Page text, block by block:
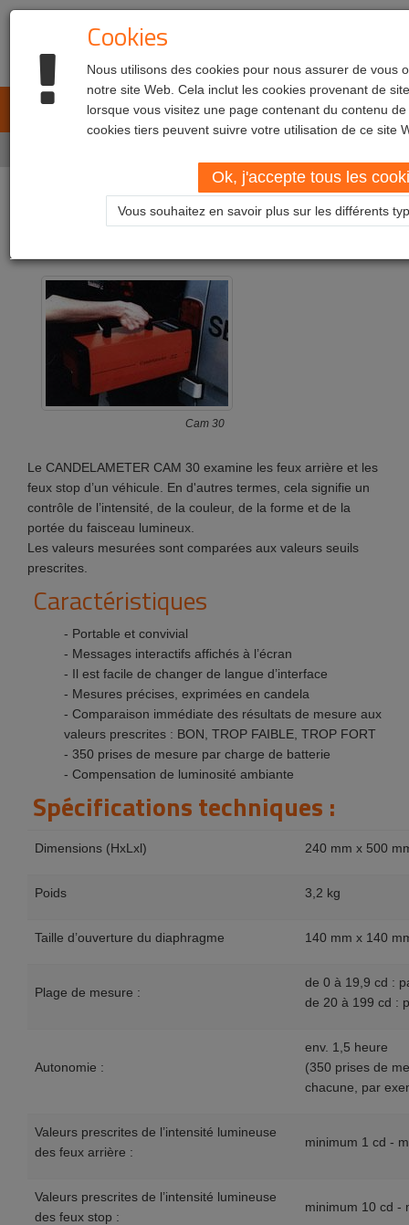
L.E.T. Automotive
Contrôle des phares arrière
Cam 30
Le CANDELAMETER CAM 30 examine les feux arrière et les
feux stop d’un véhicule. En d'autres termes, cela signifie un
contrôle de l’intensité, de la couleur, de la forme et de la
portée du faisceau lumineux.
Les valeurs mesurées sont comparées aux valeurs seuils
prescrites.
Caractéristiques
- Portable et convivial
- Messages interactifs affichés à l’écran
- Il est facile de changer de langue d’interface
- Mesures précises, exprimées en candela
- Comparaison immédiate des résultats de mesure aux
valeurs prescrites : BON, TROP FAIBLE, TROP FORT
- 350 prises de mesure par charge de batterie
- Compensation de luminosité ambiante
Spécifications techniques :
Dimensions (HxLxl) 240 mm x 500
Poids 3,2 kg
Taille d’ouverture du diaphragme 140 mm x 140
Plage de mesure :
de 0 à 19,9 cd :
de 20 à 199 cd :
Autonomie :
env. 1,5 heure
(350 prises de
chacune, par
Valeurs prescrites de l’intensité lumineuse
des feux arrière :
minimum 1 cd -
Valeurs prescrites de l’intensité lumineuse
des feux stop :
minimum 10 cd -
Cookies
Nous utilisons des cookies pour nous assurer de vous
notre site Web. Cela inclut les cookies provenant de
lorsque vous visitez une page contenant du contenu
cookies tiers peuvent suivre votre utilisation de ce site
Ok, j'accepte tous les
Vous souhaitez en savoir plus sur les différents